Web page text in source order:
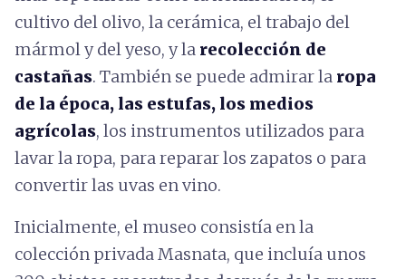
cultivo del olivo, la cerámica, el trabajo del
mármol y del yeso, y la recolección de
castañas. También se puede admirar la ropa
de la época, las estufas, los medios
agrícolas, los instrumentos utilizados para
lavar la ropa, para reparar los zapatos o para
convertir las uvas en vino.
Inicialmente, el museo consistía en la
colección privada Masnata, que incluía unos